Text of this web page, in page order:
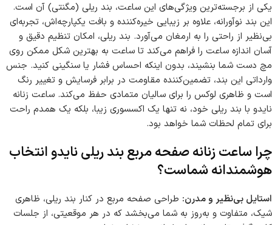
یکی از برجسته‌ترین ویژگی‌های این ساعت، بند ریلی (مگنتی) آن است.
این بند نوآورانه، علاوه بر زیبایی خیره‌کننده و بافت یکپارچه‌اش، تجربه‌ای
بی‌نظیر از راحتی را به ارمغان می‌آورد. بند ریلی، امکان تنظیم دقیق و
آسان اندازه ساعت را فراهم می‌کند تا ساعت به بهترین شکل ممکن روی
مچ دست شما بنشیند، بدون اینکه احساس فشار یا سنگینی کنید. جنس
وارداتی این بند، تضمین‌کننده مقاومت در برابر فرسایش و تغییر رنگ
است و ظاهری لوکس را برای سالیان متمادی حفظ می‌کند. ساعت زنانه
نایدو با بند ریلی خود، نه تنها یک اکسسوری زیبا، بلکه یک همدم راحت
برای تمام لحظات شما خواهد بود.
چرا ساعت زنانه صفحه مربع بند ریلی نایدو انتخاب
هوشمندانه شماست؟
استایل بی‌نظیر و مدرن: طراحی صفحه مربع در کنار بند ریلی، ظاهری
شیک، متفاوت و به‌روز به شما می‌بخشد که در هر موقعیتی، از جلسات